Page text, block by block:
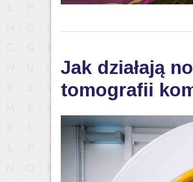
Jak działają
tomografii